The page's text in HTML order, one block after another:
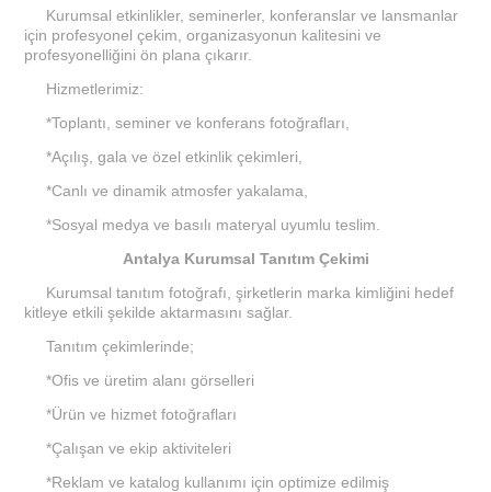
Kurumsal etkinlikler, seminerler, konferanslar ve lansmanlar
için profesyonel çekim, organizasyonun kalitesini ve
profesyonelliğini ön plana çıkarır.
Hizmetlerimiz:
*Toplantı, seminer ve konferans fotoğrafları,
*Açılış, gala ve özel etkinlik çekimleri,
*Canlı ve dinamik atmosfer yakalama,
*Sosyal medya ve basılı materyal uyumlu teslim.
Antalya Kurumsal Tanıtım Çekimi
Kurumsal tanıtım fotoğrafı, şirketlerin marka kimliğini hedef
kitleye etkili şekilde aktarmasını sağlar.
Tanıtım çekimlerinde;
*Ofis ve üretim alanı görselleri
*Ürün ve hizmet fotoğrafları
*Çalışan ve ekip aktiviteleri
*Reklam ve katalog kullanımı için optimize edilmiş